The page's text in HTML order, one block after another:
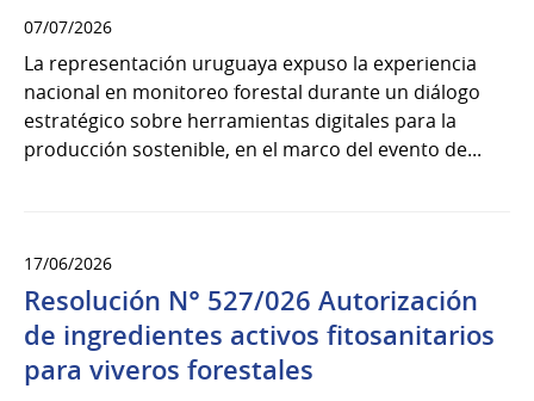
07/07/2026
La representación uruguaya expuso la experiencia
nacional en monitoreo forestal durante un diálogo
estratégico sobre herramientas digitales para la
producción sostenible, en el marco del evento de...
17/06/2026
Resolución N° 527/026 Autorización
de ingredientes activos fitosanitarios
para viveros forestales